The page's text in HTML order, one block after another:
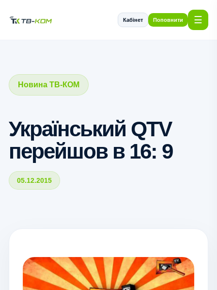
Кабінет Поповнити ☰
Новина ТВ-КОМ
Український QTV
перейшов в 16: 9
05.12.2015